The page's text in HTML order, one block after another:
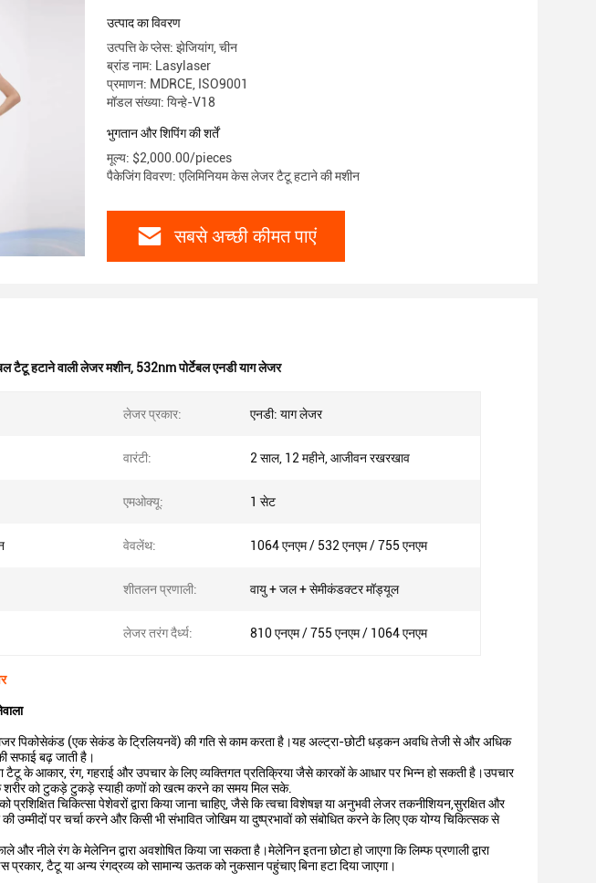
उत्पाद का विवरण
उत्पत्ति के प्लेस: झेजियांग, चीन
ब्रांड नाम: Lasylaser
प्रमाणन: MDRCE, ISO9001
मॉडल संख्या: यिन्हे-V18
भुगतान और शिपिंग की शर्तें
मूल्य: $2,000.00/pieces
पैकेजिंग विवरण: एलिमिनियम केस लेजर टैटू हटाने की मशीन
सबसे अच्छी कीमत पाएं
टैटू हटाने वाली लेजर मशीन, 532nm पोर्टेबल एनडी याग लेजर
लेजर प्रकार: एनडी: याग लेजर
वारंटी: 2 साल, 12 महीने, आजीवन रखरखाव
एमओक्यू: 1 सेट
वेवलेंथ: 1064 एनएम / 532 एनएम / 755 एनएम
शीतलन प्रणाली: वायु + जल + सेमीकंडक्टर मॉड्यूल
लेजर तरंग दैर्ध्य: 810 एनएम / 755 एनएम / 1064 एनएम
पिकोसेकंड (एक सेकंड के ट्रिलियनवें) की गति से काम करता है।यह अल्ट्रा-छोटी धड़कन अवधि तेजी से और अधिक
सफाई बढ़ जाती है।
के आकार, रंग, गहराई और उपचार के लिए व्यक्तिगत प्रतिक्रिया जैसे कारकों के आधार पर भिन्न हो सकती है।उपचार
शरीर को टुकड़े टुकड़े स्याही कणों को खत्म करने का समय मिल सके.
चिकित्सा पेशेवरों द्वारा किया जाना चाहिए, जैसे कि त्वचा विशेषज्ञ या अनुभवी लेजर तकनीशियन,सुरक्षित और
पर चर्चा करने और किसी भी संभावित जोखिम या दुष्प्रभावों को संबोधित करने के लिए एक योग्य चिकित्सक से
और नीले रंग के मेलेनिन द्वारा अवशोषित किया जा सकता है।मेलेनिन इतना छोटा हो जाएगा कि लिम्फ प्रणाली द्वारा
टैटू या अन्य रंगद्रव्य को सामान्य ऊतक को नुकसान पहुंचाए बिना हटा दिया जाएगा।